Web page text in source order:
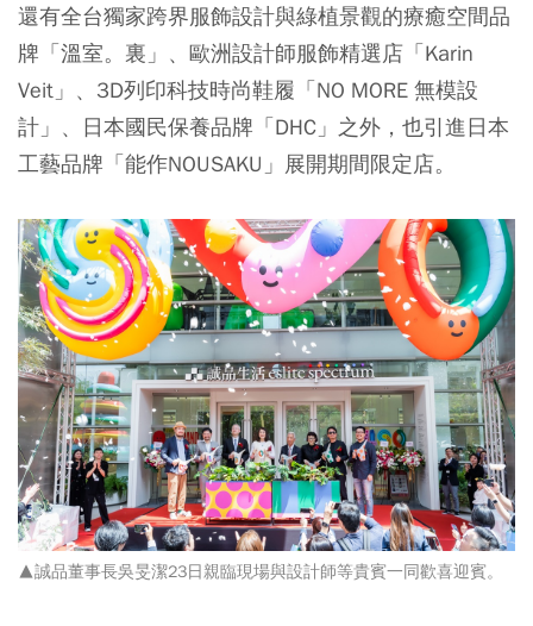
還有全台獨家跨界服飾設計與綠植景觀的療癒空間品
牌「溫室。裏」、歐洲設計師服飾精選店「Karin
Veit」、3D列印科技時尚鞋履「NO MORE 無模設
計」、日本國民保養品牌「DHC」之外，也引進日本
工藝品牌「能作NOUSAKU」展開期間限定店。
▲誠品董事長吳旻潔23日親臨現場與設計師等貴賓一同歡喜迎賓。